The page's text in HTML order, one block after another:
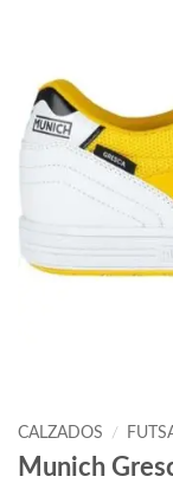
CALZADOS /
Munich